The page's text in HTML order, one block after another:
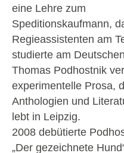
eine Lehre zum
Speditionskaufmann,
Regieassistenten am
studierte am
Thomas Podhostnik
experimentelle Prosa,
Anthologien und
lebt in Leipzig.
2008 debütierte
„Der gezeichnete